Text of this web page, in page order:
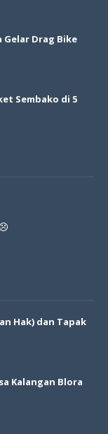
Gelar Drag Bike
Sembako di 5
Hak) dan Tapak
Kalangan Blora